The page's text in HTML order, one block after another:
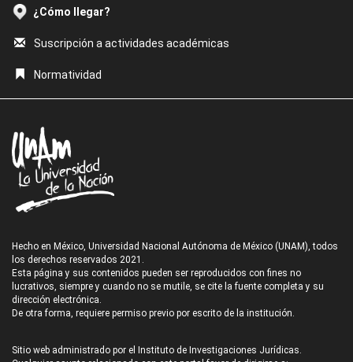
¿Cómo llegar?
Suscripción a actividades académicas
Normatividad
Hecho en México, Universidad Nacional Autónoma de México (UNAM), todos
los derechos reservados 2021.
Esta página y sus contenidos pueden ser reproducidos con fines no
lucrativos, siempre y cuando no se mutile, se cite la fuente completa y su
dirección electrónica.
De otra forma, requiere permiso previo por escrito de la institución.
Sitio web administrado por el Instituto de Investigaciones Jurídicas.